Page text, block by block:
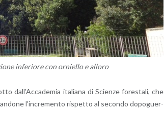
in­fe­rio­re con or­niel­lo e al­lo­ro
dal­l’Ac­ca­de­mia ita­lia­na di Scien­ze fo­re­sta­li, che
l’in­cre­men­to ri­spet­to al se­con­do do­po­guer­